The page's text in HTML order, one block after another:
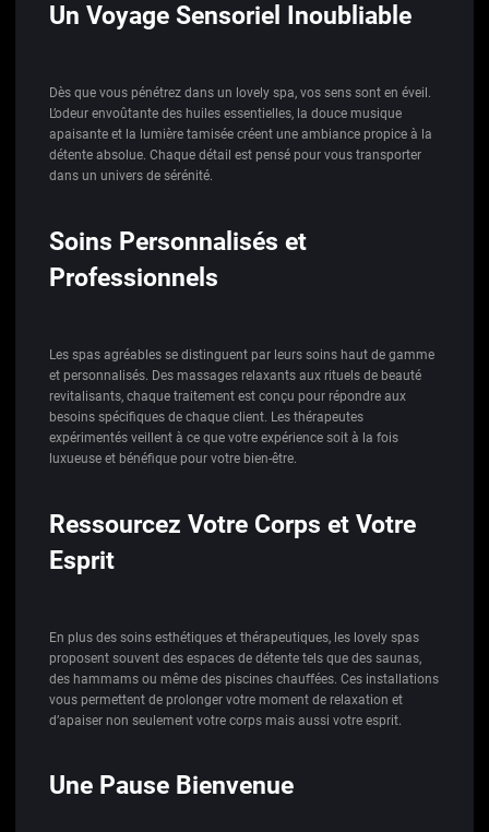
Un Voyage Sensoriel Inoubliable
Dès que vous pénétrez dans un lovely spa, vos sens sont en éveil.
L’odeur envoûtante des huiles essentielles, la douce musique
apaisante et la lumière tamisée créent une ambiance propice à la
détente absolue. Chaque détail est pensé pour vous transporter
dans un univers de sérénité.
Soins Personnalisés et
Professionnels
Les spas agréables se distinguent par leurs soins haut de gamme
et personnalisés. Des massages relaxants aux rituels de beauté
revitalisants, chaque traitement est conçu pour répondre aux
besoins spécifiques de chaque client. Les thérapeutes
expérimentés veillent à ce que votre expérience soit à la fois
luxueuse et bénéfique pour votre bien-être.
Ressourcez Votre Corps et Votre
Esprit
En plus des soins esthétiques et thérapeutiques, les lovely spas
proposent souvent des espaces de détente tels que des saunas,
des hammams ou même des piscines chauffées. Ces installations
vous permettent de prolonger votre moment de relaxation et
d’apaiser non seulement votre corps mais aussi votre esprit.
Une Pause Bienvenue